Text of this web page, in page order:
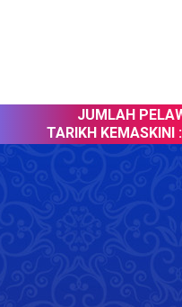
JUMLAH
TARIKH KEMASKINI :